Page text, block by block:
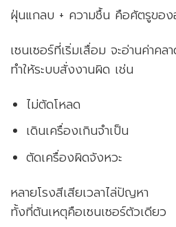
ฝุ่นแกลบ + ความชื้น คือศัตรูขอ
เซนเซอร์ที่เริ่มเสื่อม จะอ่านค่าคล
ทำให้ระบบสั่งงานผิด เช่น
ไม่ตัดโหลด
เดินเครื่องเกินจำเป็น
ตัดเครื่องผิดจังหวะ
หลายโรงสีเสียเวลาไล่ปัญหา
ทั้งที่ต้นเหตุคือเซนเซอร์ตัวเดียว